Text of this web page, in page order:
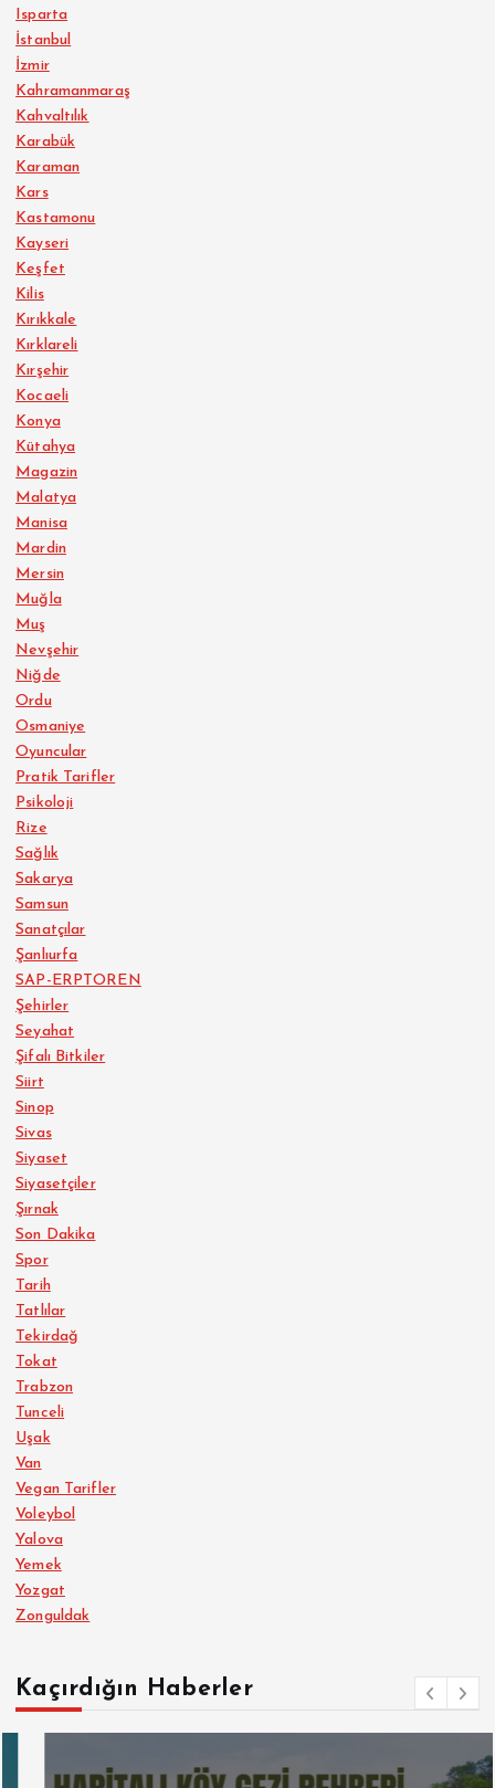
Isparta
İstanbul
İzmir
Kahramanmaraş
Kahvaltılık
Karabük
Karaman
Kars
Kastamonu
Kayseri
Keşfet
Kilis
Kırıkkale
Kırklareli
Kırşehir
Kocaeli
Konya
Kütahya
Magazin
Malatya
Manisa
Mardin
Mersin
Muğla
Muş
Nevşehir
Niğde
Ordu
Osmaniye
Oyuncular
Pratik Tarifler
Psikoloji
Rize
Sağlık
Sakarya
Samsun
Sanatçılar
Şanlıurfa
SAP-ERPTOREN
Şehirler
Seyahat
Şifalı Bitkiler
Siirt
Sinop
Sivas
Siyaset
Siyasetçiler
Şırnak
Son Dakika
Spor
Tarih
Tatlılar
Tekirdağ
Tokat
Trabzon
Tunceli
Uşak
Van
Vegan Tarifler
Voleybol
Yalova
Yemek
Yozgat
Zonguldak
Kaçırdığın Haberler